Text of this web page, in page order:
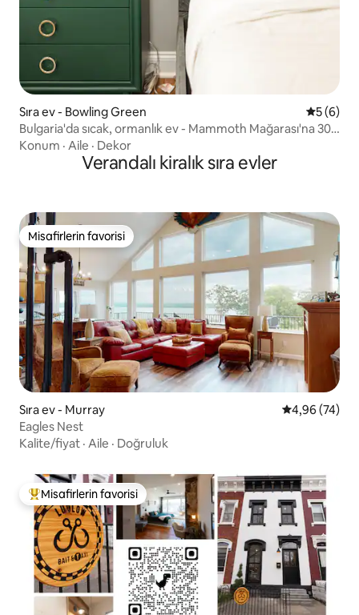
Sıra ev - Bowling Green 55 (6)
Bulgaria'da sıcak, ormanlık ev - Mammoth Mağarası'na 30
dakika mesafede
Konum · Aile · Dekor
Verandalı kiralık sıra evler
Misafirlerin favorisi
Misafirlerin favorisi
Sıra ev - Murray 5 üzerinden
4,96 (74)
Eagles Nest
Kalite/fiyat · Aile · Doğruluk
Misafirlerin favorilerinden en beğenilenler arasında
Misafirlerin favorisi